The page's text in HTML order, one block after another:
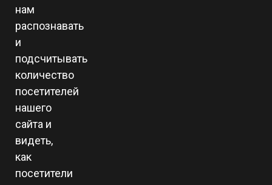
нам
распознавать
и
подсчитывать
количество
посетителей
нашего
сайта и
видеть,
как
посетители